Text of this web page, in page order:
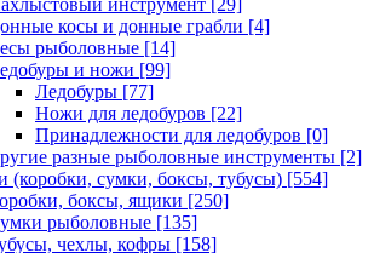
инструмент [29]
косы и донные грабли [4]
рыболовные [14]
и ножи [99]
Ледобуры [77]
Ножи для ледобуров [22]
Принадлежности для ледобуров [0]
разные рыболовные инструменты [2]
(коробки, сумки, боксы, тубусы) [554]
боксы, ящики [250]
рыболовные [135]
чехлы, кофры [158]